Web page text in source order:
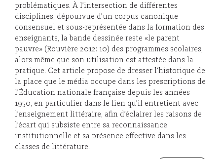
problématiques. À l’intersection de différentes
disciplines, dépourvue d’un corpus canonique
consensuel et sous-représentée dans la formation des
enseignants, la bande dessinée reste «le parent
pauvre» (Rouvière 2012: 10) des programmes scolaires,
alors même que son utilisation est attestée dans la
pratique. Cet article propose de dresser l’historique de
la place que le média occupe dans les prescriptions de
l’Éducation nationale française depuis les années
1950, en particulier dans le lien qu’il entretient avec
l’enseignement littéraire, afin d’éclairer les raisons de
l’écart qui subsiste entre sa reconnaissance
institutionnelle et sa présence effective dans les
classes de littérature.